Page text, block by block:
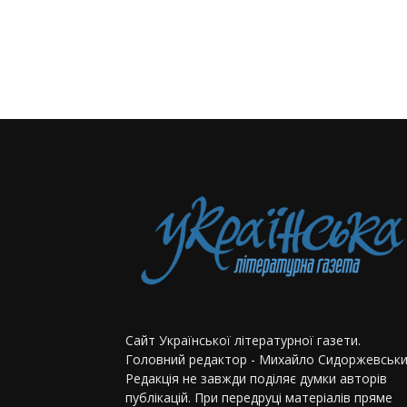
Сайт Української літературної газети.
Головний редактор - Михайло
Редакція не завжди поділяє думки авторів
публікацій. При передруці матеріалів пряме